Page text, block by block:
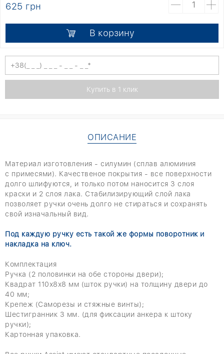
625 грн
В корзину
ОПИСАНИЕ
Материал изготовления - силумин (сплав алюминия
с примесями). Качественое покрытия - все поверхности
долго шлифуются, и только потом наносится 3 слоя
краски и 2 слоя лака. Стабилизирующий слой лака
позволяет ручки очень долго не стираться и сохранять
свой изначальный вид.
Под каждую ручку есть такой же формы поворотник и
накладка на ключ.
Комплектация
Ручка (2 половинки на обе стороны двери);
Квадрат 110х8х8 мм (шток ручки) на толщину двери до
40 мм;
Крепеж (Саморезы и стяжные винты);
Шестигранник 3 мм. (для фиксации анкера к штоку
ручки);
Картонная упаковка.